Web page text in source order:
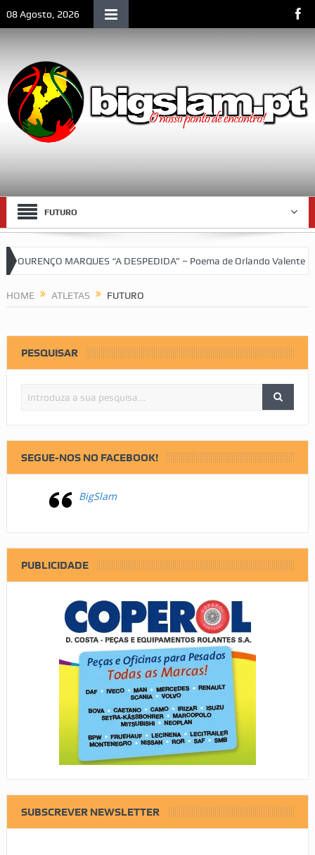
08 Agosto, 2026
FUTURO
LOURENÇO MARQUES “A DESPEDIDA” – Poema de Orlando Valente
HOME ATLETAS FUTURO
PESQUISAR
SEGUE-NOS NO FACEBOOK!
BigSlam
PUBLICIDADE
SUBSCREVER NEWSLETTER